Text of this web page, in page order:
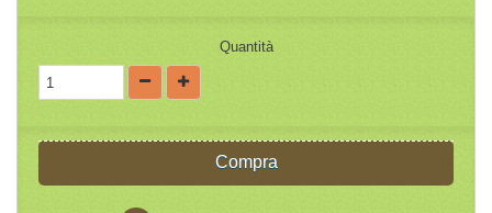
Quantità
Compra